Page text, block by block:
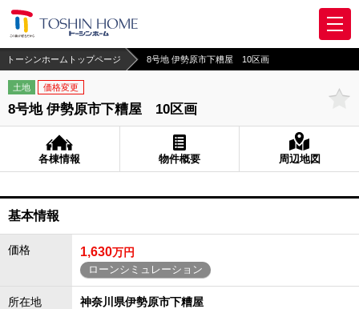
トーシンホームトップページ 8号地 伊勢原市下糟屋 10区画
土地 価格変更
8号地 伊勢原市下糟屋 10区画
各棟情報 物件概要 周辺地図
基本情報
価格 1,630万円
ローンシミュレーション
所在地 神奈川県伊勢原市下糟屋